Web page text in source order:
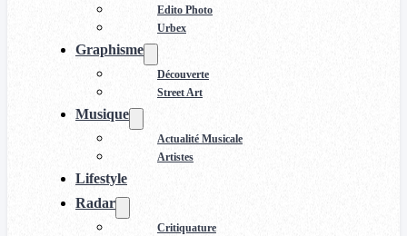
Edito Photo
Urbex
Graphisme
Découverte
Street Art
Musique
Actualité Musicale
Artistes
Lifestyle
Radar
Critiquature